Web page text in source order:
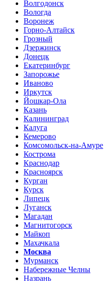
Волгодонск
Вологда
Воронеж
Горно-Алтайск
Грозный
Дзержинск
Донецк
Екатеринбург
Запорожье
Иваново
Иркутск
Йошкар-Ола
Казань
Калининград
Калуга
Кемерово
Комсомольск-на-Амуре
Кострома
Краснодар
Красноярск
Курган
Курск
Липецк
Луганск
Магадан
Магнитогорск
Майкоп
Махачкала
Москва
Мурманск
Набережные Челны
Назрань